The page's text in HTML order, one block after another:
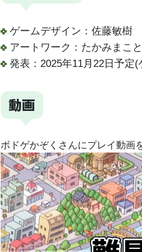
ゲームデザイン：佐藤敏樹
アートワーク：たかみまこと
発表：2025年11月22日予定
動画
ボドゲかぞくさんにプレイ動画
動
画
プ
レ
ー
ヤ
ー